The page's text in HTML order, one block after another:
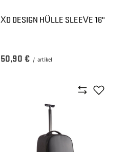
XD DESIGN HÜLLE SLEEVE 16"
50,90 € / artikel